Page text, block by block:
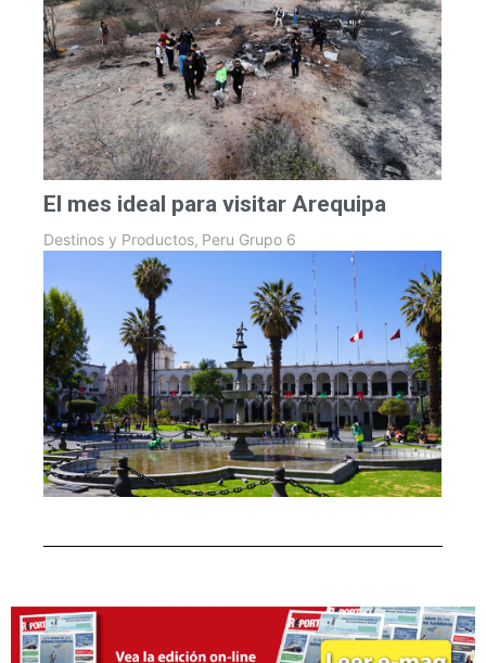
El mes ideal para visitar Arequipa
Destinos y Productos, Peru Grupo 6